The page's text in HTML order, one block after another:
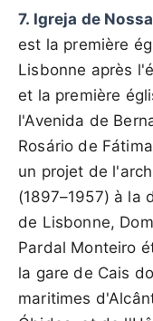
7. Igreja de
est la première
Lisbonne après
et la première
l'Avenida de
Rosário de
un projet de
(1897–1957) à la
de Lisbonne,
Pardal Monteiro
la gare de Cais
maritimes